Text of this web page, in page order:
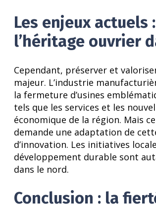
Les enjeux
l’héritage ouvrier
Cependant, préserver et
majeur. L’industrie
la fermeture d’usines
tels que les services et les
économique de la région. Mais
demande une adaptation de
d’innovation. Les initiatives
développement durable sont
dans le nord.
Conclusion : la